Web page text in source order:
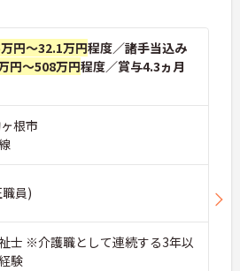
円～32.1万円程度／諸手当込み
円～508万円程度／賞与4.3ヵ月
根市
員)
士 ※介護職として連続する3年以
験